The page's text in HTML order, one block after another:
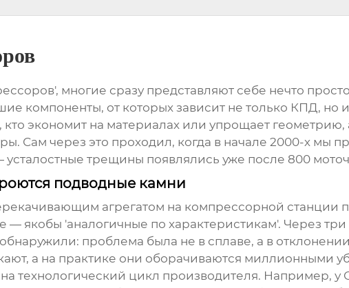
многие сразу представляют себе нечто
компоненты, от которых зависит не только КПД, но
кто экономит на материалах или упрощает
Сам через это проходил, когда в начале 2000-х мы
трещины появлялись уже после 800
подводные камни
агрегатом на компрессорной
— якобы 'аналогичные по характеристикам'. Через
проблема была не в сплаве, а в отклонении
а на практике они оборачиваются миллионными
технологический цикл производителя. Например, у